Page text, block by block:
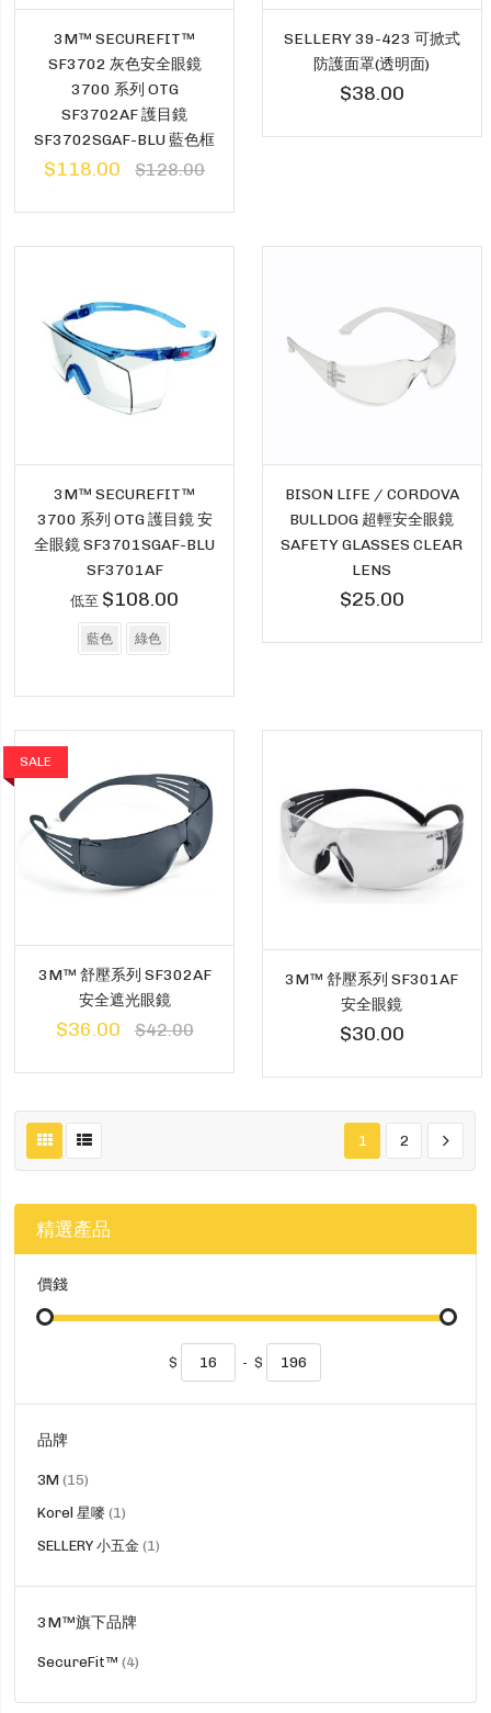
3M™️ SECUREFIT™️
SF3702 灰色安全眼鏡
3700 系列 OTG
SF3702AF 護目鏡
SF3702SGAF-BLU 藍色框
$118.00 $128.00
SELLERY 39-423 可掀式
防護面罩(透明面)
$38.00
3M™️ SECUREFIT™️
3700 系列 OTG 護目鏡 安
全眼鏡 SF3701SGAF-BLU
SF3701AF
低至 $108.00
藍色 綠色
BISON LIFE / CORDOVA
BULLDOG 超輕安全眼鏡
SAFETY GLASSES CLEAR
LENS
$25.00
SALE
3M™ 舒壓系列 SF302AF
安全遮光眼鏡
$36.00 $42.00
3M™ 舒壓系列 SF301AF
安全眼鏡
$30.00
1 2
精選產品
價錢
$ - $
品牌
3M 15貨
Korel 星嘜 1貨
SELLERY 小五金 1貨
3M™旗下品牌
SecureFit™ 4貨